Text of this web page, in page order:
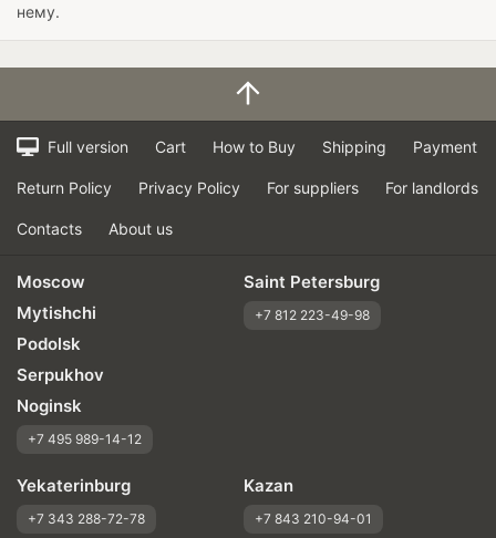
нему.
Full version Cart How to Buy Shipping Payment
Return Policy Privacy Policy For suppliers For landlords
Contacts About us
Moscow
Mytishchi
Podolsk
Serpukhov
Noginsk
+7 495 989-14-12
Saint Petersburg
+7 812 223-49-98
Yekaterinburg
+7 343 288-72-78
Kazan
+7 843 210-94-01